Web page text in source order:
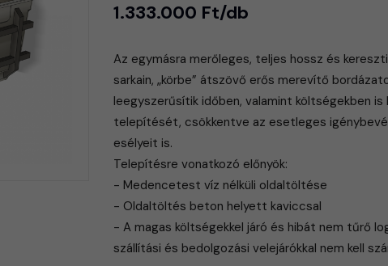
1.333.000 Ft/db
Az egymásra merőleges, teljes hossz és
sarkain, „körbe” átszövő erős merevítő
leegyszerűsítik időben, valamint költségekben
telepítését, csökkentve az esetleges
esélyeit is.
Telepítésre vonatkozó előnyök:
- Medencetest víz nélküli oldaltöltése
- Oldaltöltés beton helyett kaviccsal
- A magas költségekkel járó és hibát nem tűrő
szállítási és bedolgozási velejárókkal nem kell